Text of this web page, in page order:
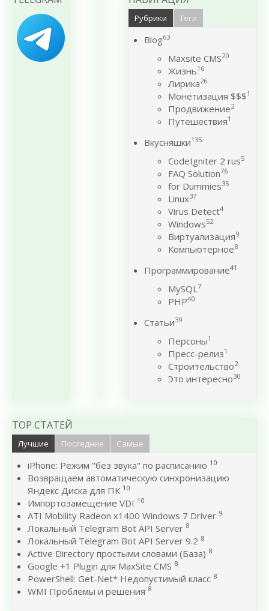
Рубрики Теги
Blog63
Maxsite CMS20
Жизнь16
Лирика26
Монетизация $$$1
Продвижение2
Путешествия1
Вкусняшки135
CodeIgniter 2 rus5
FAQ Solution76
for Dummies35
Linux37
Virus Detect4
Windows52
Виртуализация9
Компьютерное8
Программирование41
MySQL7
PHP40
Статьи39
Персоны1
Пресс-релиз1
Строительство2
Это интересно30
TOP СТАТЕЙ
Лучшие Последние Самые
iPhone: Режим "без звука" по расписанию 10
Возвращаем автоматическую синхронизацию
Яндекс Диска для ПК 10
Импортозамещение VDI 10
ATI Mobility Radeon x1400 Windows 7 Driver 9
Локальный Telegram Bot API Server 8
Локальный Telegram Bot API Server 9.2 8
Active Directory простыми словами (База) 8
Google +1 Plugin для MaxSite CMS 8
PowerShell: Get-Net* Недопустимый класс 8
WMI Проблемы и решения 8